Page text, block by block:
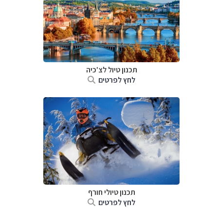
תכנון טיול לצ'כיה
לחץ לפרטים
תכנון טיולי חורף
לחץ לפרטים